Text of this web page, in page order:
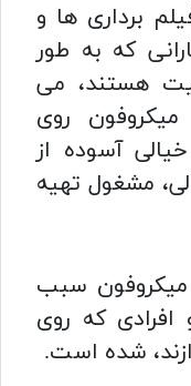
برداری ها و
که به طور
هستند، می
میکروفون روی
آسوده از
مشغول تهیه
میکروفون سبب
که روی
شده است.